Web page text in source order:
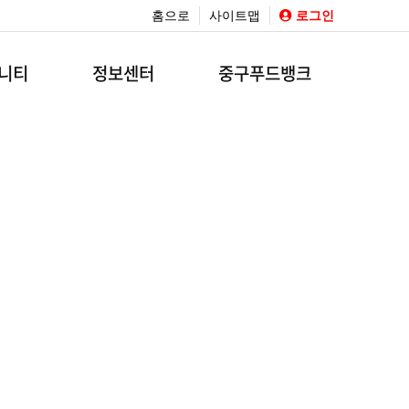
홈으로 사이트맵 로그인
티 정보센터 중구푸드뱅크